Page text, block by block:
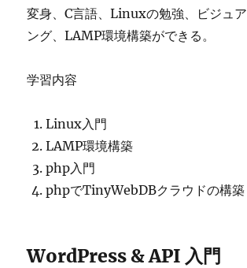
変身、C言語、Linuxの勉強、ビジュ
ング、LAMP環境構築ができる。
学習内容
Linux入門
LAMP環境構築
php入門
phpでTinyWebDBクラウドの構築
WordPress & API 入門